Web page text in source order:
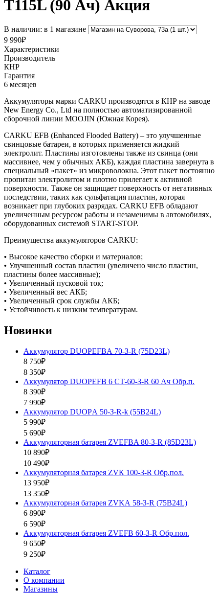
T115L (90 Ач) Акция
В наличии: в 1 магазине
9 990₽
Характеристики
Производитель
КНР
Гарантия
6 месяцев
Аккумуляторы марки CARKU производятся в КНР на заводе
New Energy Co., Ltd на полностью автоматизированной
сборочной линии MOOJIN (Южная Корея).
CARKU EFB (Enhanced Flooded Battery) – это улучшенные
свинцовые батареи, в которых применяется жидкий
электролит. Пластины изготовлены также из свинца (они
массивнее, чем у обычных АКБ), каждая пластина завернута в
специальный «пакет» из микроволокна. Этот пакет постоянно
пропитан электролитом и плотно прилегает к активной
поверхности. Также он защищает поверхность от негативных
последствии, таких как сульфатация пластин, которая
возникает при глубоких разрядах. САRKU EFB обладают
увеличенным ресурсом работы и незаменимы в автомобилях,
оборудованных системой START-STOP.
Преимущества аккумуляторов CARKU:
• Высокое качество сборки и материалов;
• Улучшенный состав пластин (увеличено число пластин,
пластины более массивные);
• Увеличенный пусковой ток;
• Увеличенный вес АКБ;
• Увеличенный срок службы АКБ;
• Устойчивость к низким температурам.
Новинки
Аккумулятор DUOPEFBА 70-З-R (75D23L)
8 750₽
8 350₽
Аккумулятор DUOPEFB 6 СТ-60-З-R 60 Ач Обр.п.
8 390₽
7 990₽
Аккумулятор DUOPА 50-З-R-k (55B24L)
5 990₽
5 690₽
Аккумуляторная батарея ZVEFBA 80-З-R (85D23L)
10 890₽
10 490₽
Аккумуляторная батарея ZVК 100-З-R Обр.пол.
13 950₽
13 350₽
Аккумуляторная батарея ZVKА 58-З-R (75B24L)
6 890₽
6 590₽
Аккумуляторная батарея ZVEFB 60-З-R Обр.пол.
9 650₽
9 250₽
Каталог
О компании
Магазины